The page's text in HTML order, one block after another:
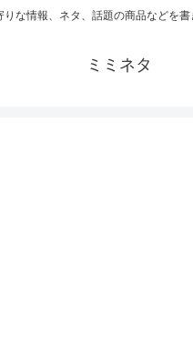
りな情報、ネタ、話題の商品などを書
ミミネタ